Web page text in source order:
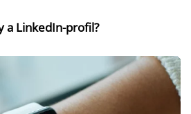
a LinkedIn-profil?